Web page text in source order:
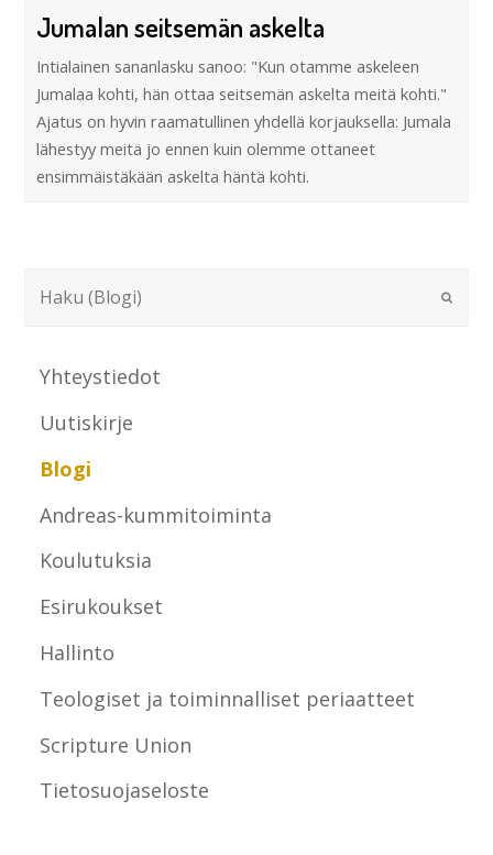
Jumalan seitsemän askelta
Intialainen sananlasku sanoo: "Kun otamme askeleen
Jumalaa kohti, hän ottaa seitsemän askelta meitä kohti."
Ajatus on hyvin raamatullinen yhdellä korjauksella: Jumala
lähestyy meitä jo ennen kuin olemme ottaneet
ensimmäistäkään askelta häntä kohti.
Yhteystiedot
Uutiskirje
Blogi
Andreas-kummitoiminta
Koulutuksia
Esirukoukset
Hallinto
Teologiset ja toiminnalliset periaatteet
Scripture Union
Tietosuojaseloste